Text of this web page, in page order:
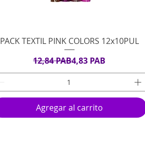
Vista rápida
PACK TEXTIL PINK COLORS 12x10PUL
Precio
12,84 PABPrecio de oferta
4,83 PAB
Agregar al carrito